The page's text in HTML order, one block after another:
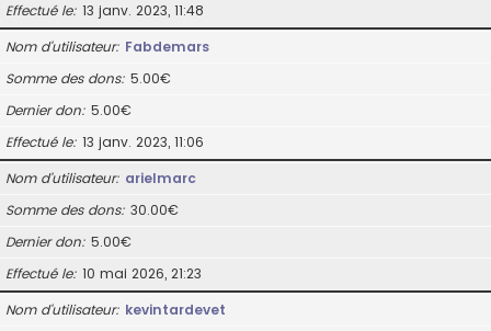
Effectué le 13 janv. 2023, 11:48
Nom d’utilisateur Fabdemars
Somme des dons 5.00€
Dernier don 5.00€
Effectué le 13 janv. 2023, 11:06
Nom d’utilisateur arielmarc
Somme des dons 30.00€
Dernier don 5.00€
Effectué le 10 mai 2026, 21:23
Nom d’utilisateur kevintardevet